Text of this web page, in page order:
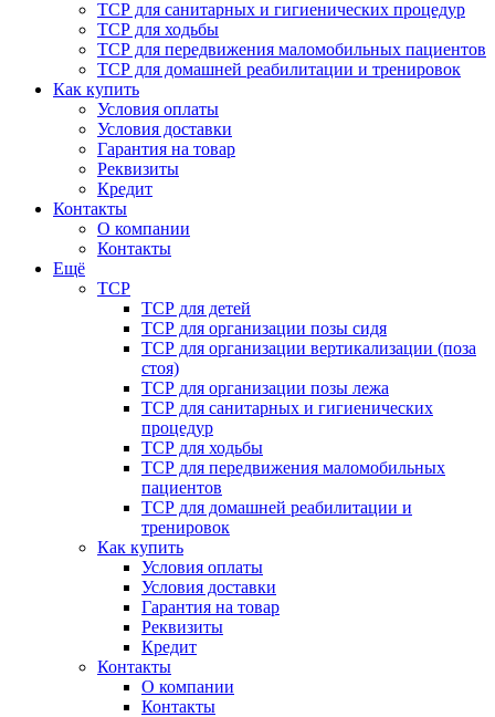
ТСР для санитарных и гигиенических процедур
ТСР для ходьбы
ТСР для передвижения маломобильных пациентов
ТСР для домашней реабилитации и тренировок
Как купить
Условия оплаты
Условия доставки
Гарантия на товар
Реквизиты
Кредит
Контакты
О компании
Контакты
Ещё
ТСР
ТСР для детей
ТСР для организации позы сидя
ТСР для организации вертикализации (поза
стоя)
ТСР для организации позы лежа
ТСР для санитарных и гигиенических
процедур
ТСР для ходьбы
ТСР для передвижения маломобильных
пациентов
ТСР для домашней реабилитации и
тренировок
Как купить
Условия оплаты
Условия доставки
Гарантия на товар
Реквизиты
Кредит
Контакты
О компании
Контакты